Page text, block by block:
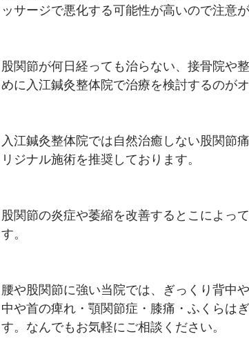
ッサージで悪化する可能性が高いので注意が
股関節が何日経っても治らない、接骨院や
めに入江鍼灸整体院で治療を検討するのがオ
入江鍼灸整体院では自然治癒しない股関節
リジナル施術を推奨しております。
股関節の炎症や萎縮を改善するとこによっ
す。
腰や股関節に強い当院では、ぎっくり背中
中や首の痺れ・顎関節症・膝痛・ふくらは
す。なんでもお気軽にご相談ください。